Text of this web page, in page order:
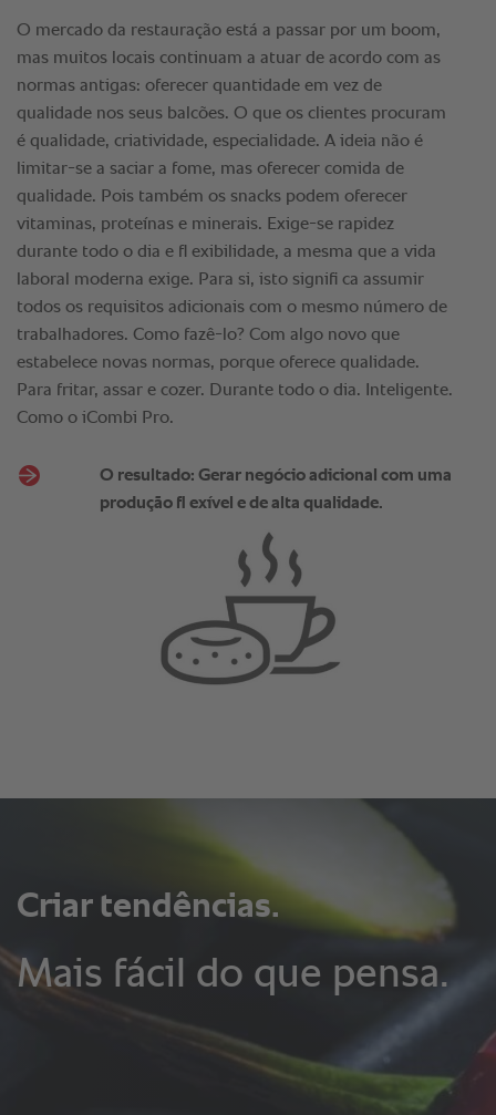
O mercado da restauração está a passar por um boom,
mas muitos locais continuam a atuar de acordo com as
normas antigas: oferecer quantidade em vez de
qualidade nos seus balcões. O que os clientes procuram
é qualidade, criatividade, especialidade. A ideia não é
limitar-se a saciar a fome, mas oferecer comida de
qualidade. Pois também os snacks podem oferecer
vitaminas, proteínas e minerais. Exige-se rapidez
durante todo o dia e fl exibilidade, a mesma que a vida
laboral moderna exige. Para si, isto signifi ca assumir
todos os requisitos adicionais com o mesmo número de
trabalhadores. Como fazê-lo? Com algo novo que
estabelece novas normas, porque oferece qualidade.
Para fritar, assar e cozer. Durante todo o dia. Inteligente.
Como o iCombi Pro.
O resultado: Gerar negócio adicional com uma
produção fl exível e de alta qualidade.